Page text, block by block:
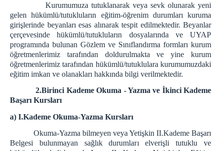
Kurumumuza tutuklanarak veya sevk olunarak yeni
gelen hükümlü/tutukluların eğitim-öğrenim durumları kuruma
girişlerinde beyanları esas alınarak tespit edilmektedir. Beyanlar
çerçevesinde hükümlü/tutukluların dosyalarında ve UYAP
programında bulunan Gözlem ve Sınıflandırma formları kurum
öğretmenlerimiz tarafından doldurulmakta ve yine kurum
öğretmenlerimiz tarafından hükümlü/tutuklulara kurumumuzdaki
eğitim imkan ve olanakları hakkında bilgi verilmektedir.
2.Birinci Kademe Okuma - Yazma ve İkinci Kademe
Başarı Kursları
a) I.Kademe Okuma-Yazma Kursları
Okuma-Yazma bilmeyen veya Yetişkin II.Kademe Başarı
Belgesi bulunmayan sağlık durumları elverişli tutuklu ve